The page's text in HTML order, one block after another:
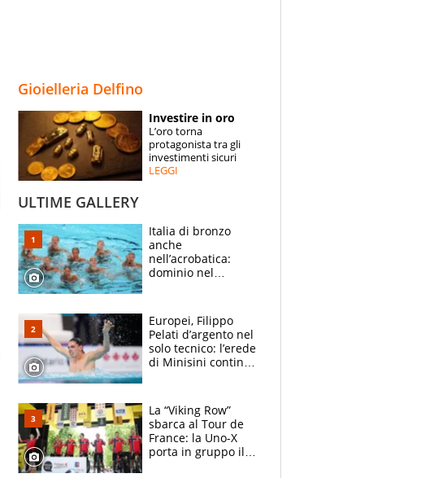
SPECIALI
ESPERTI
Gioielleria Delfino
Investire in oro
L’oro torna
protagonista tra gli
investimenti sicuri
LEGGI
ULTIME GALLERY
Italia di bronzo
anche
nell’acrobatica:
dominio nel
e compagni
continuare
Europei, Filippo
Pelati d’argento nel
solo tecnico: l’erede
di Minisini continua
mirino
La “Viking Row”
sbarca al Tour de
France: la Uno-X
porta in gruppo il